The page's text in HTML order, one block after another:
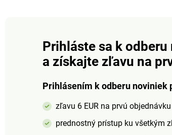
Prihláste sa k odberu
a získajte zľavu na
Prihlásením k odberu
zľavu 6 EUR na prvú objednávku
prednostný prístup ku všetkým